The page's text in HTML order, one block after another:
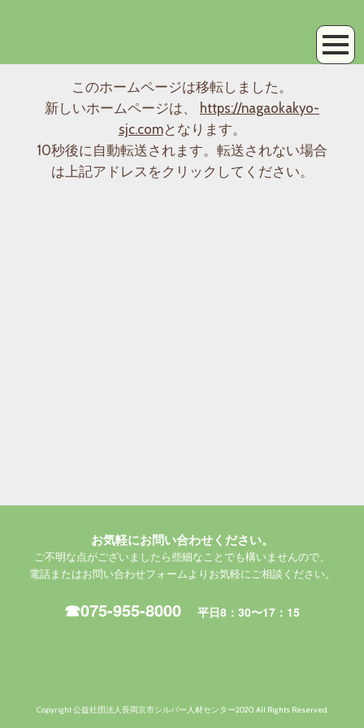
このホームページは移転しました。
新しいホームページは、 https://nagaokakyo-
sjc.comとなります。
10秒後に自動転送されます。転送されない場合
は上記アドレスをクリックしてください。
お気軽にお問い合わせください。
ご不明な点がございましたら些細なことでも構いませんので、
電話またはお問い合わせフォームよりお気軽にご相談ください。
☎075-955-8000 平日8：30〜17：15
Copyright 公益社団法人長岡京市シルバー人材センター2020. All Rights Reserved.